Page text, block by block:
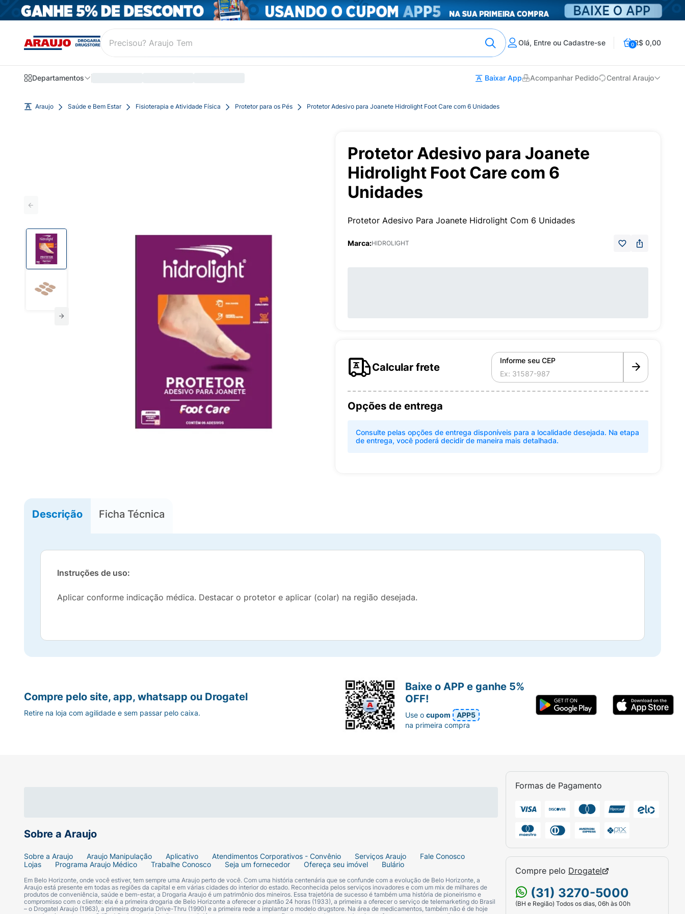
Olá, Entre ou Cadastre-se 0R$ 0,00
Departamentos Baixar App Acompanhar Pedido Central Araujo
Araujo Saúde e Bem Estar Fisioterapia e Atividade Física Protetor para os Pés Protetor Adesivo para Joanete Hidrolight Foot Care com 6 Unidades
Protetor Adesivo para Joanete
Hidrolight Foot Care com 6
Unidades
Protetor Adesivo Para Joanete Hidrolight Com 6 Unidades
Marca:HIDROLIGHT
Calcular frete
Informe seu CEP
Opções de entrega
Consulte pelas opções de entrega disponíveis para a localidade desejada. Na etapa
de entrega, você poderá decidir de maneira mais detalhada.
Descrição Ficha Técnica
Instruções de uso:
Aplicar conforme indicação médica. Destacar o protetor e aplicar (colar) na região desejada.
Sobre a Araujo
Sobre a Araujo Araujo Manipulação Aplicativo Atendimentos Corporativos - Convênio Serviços Araujo
Fale Conosco
Lojas
Programa Araujo Médico Trabalhe Conosco Seja um fornecedor Ofereça seu imóvel Bulário
Em Belo Horizonte, onde você estiver, tem sempre uma Araujo perto de você. Com uma história centenária que se confunde com a evolução de Belo Horizonte, a
Araujo está presente em todas as regiões da capital e em várias cidades do interior do estado. Reconhecida pelos serviços inovadores e com um mix de milhares de
produtos de conveniência, saúde e bem-estar, a Drogaria Araujo é um patrimônio dos mineiros. Essa trajetória de sucesso é também uma história de pioneirismo e
compromisso com o cliente: ela é a primeira drogaria de Belo Horizonte a oferecer o plantão 24 horas (1933), a primeira a oferecer o serviço de telemarketing do Brasil
– o Drogatel Araujo (1963), a primeira drogaria Drive-Thru (1990) e a primeira rede a implantar o modelo drugstore. Na área de medicamentos, também não é de hoje
Formas de Pagamento
Compre pelo Drogatel
(31) 3270-5000
(BH e Região) Todos os dias, 06h às 00h
Compre pelo site, app, whatsapp ou Drogatel
Retire na loja com agilidade e sem passar pelo caixa.
Baixe o APP e ganhe 5%
OFF!
Use ocupom
APP5
na primeira compra